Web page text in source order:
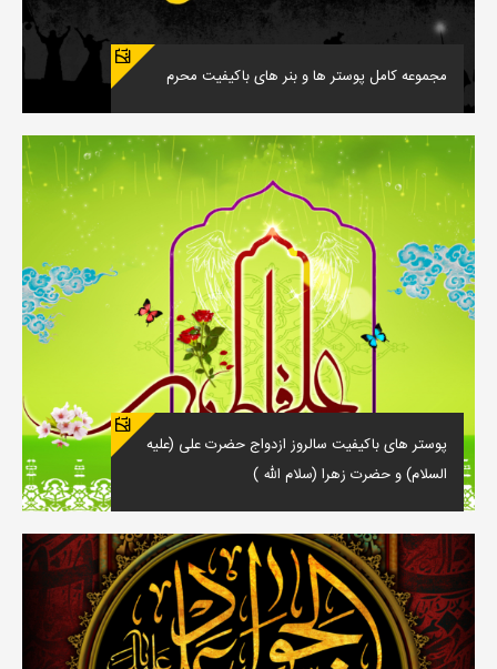
مجموعه کامل پوستر ها و بنر های باکیفیت محرم
پوستر های باکیفیت سالروز ازدواج حضرت علی (علیه
السلام) و حضرت زهرا (سلام الله )